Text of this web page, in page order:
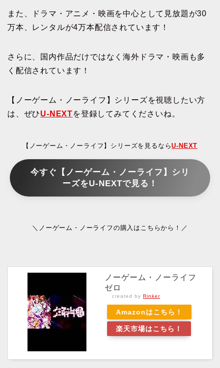
また、ドラマ・アニメ・映画を中心として見放題が30
万本、レンタルが4万本配信されています！
さらに、国内作品だけではなく海外ドラマ・映画も多
く配信されています！
【ノーゲーム・ノーライフ】シリーズを視聴したい方
は、ぜひU-NEXTを登録してみてくださいね。
【ノーゲーム・ノーライフ】シリーズを見るならU-NEXT
今すぐ【ノーゲーム・ノーライフ】シリ
ーズをU-NEXTで見る！
＼ノーゲーム・ノーライフの購入はこちらから！／
ノーゲーム・ノーライフ
ゼロ
created by Rinker
Amazonはこちら！
楽天市場はこちら！